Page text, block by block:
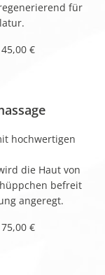
für
€
hochwertigen
die Haut von
befreit
angeregt.
€